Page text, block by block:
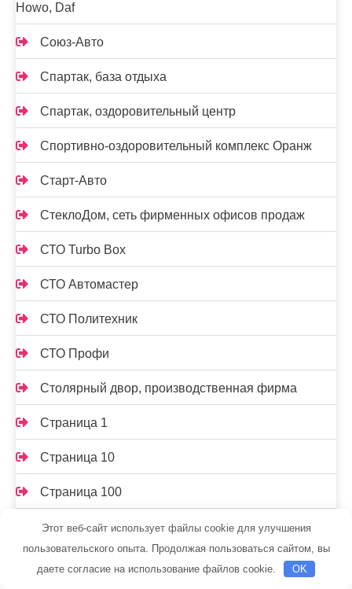
Howo, Daf
Союз-Авто
Спартак, база отдыха
Спартак, оздоровительный центр
Спортивно-оздоровительный комплекс Оранж
Старт-Авто
СтеклоДом, сеть фирменных офисов продаж
СТО Turbo Box
СТО Автомастер
СТО Политехник
СТО Профи
Столярный двор, производственная фирма
Страница 1
Страница 10
Страница 100
Страница 101
Этот веб-сайт использует файлы cookie для улучшения
пользовательского опыта. Продолжая пользоваться сайтом, вы
даете согласие на использование файлов cookie.
OK